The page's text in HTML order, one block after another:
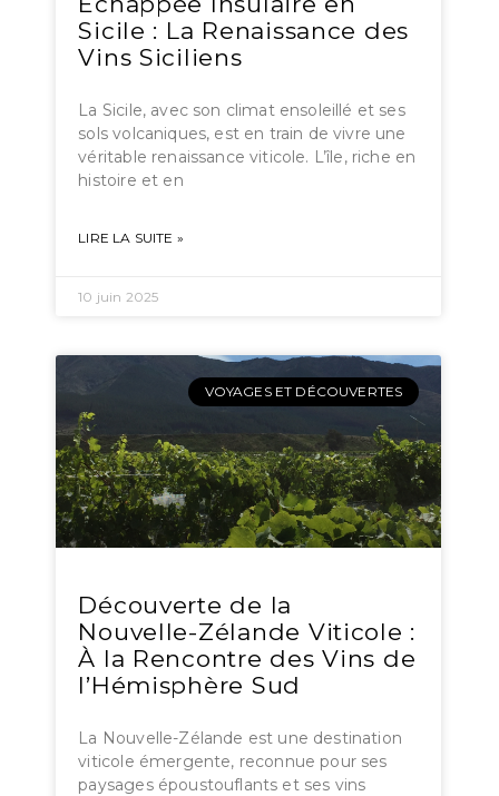
Sicile : La Renaissance des
Vins Siciliens
La Sicile, avec son climat ensoleillé et ses
sols volcaniques, est en train de vivre une
véritable renaissance viticole. L’île, riche en
histoire et en
LIRE LA SUITE »
10 juin 2025
VOYAGES ET DÉCOUVERTES
Découverte de la
Nouvelle-Zélande Viticole :
À la Rencontre des Vins de
l’Hémisphère Sud
La Nouvelle-Zélande est une destination
viticole émergente, reconnue pour ses
paysages époustouflants et ses vins